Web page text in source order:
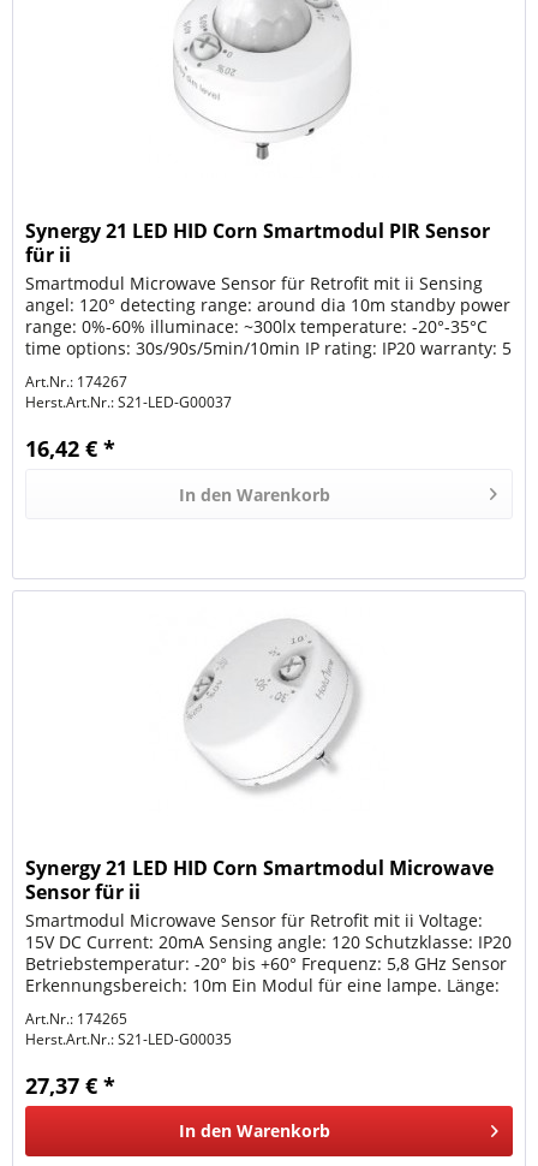
Synergy 21 LED HID Corn Smartmodul PIR Sensor
für ii
Smartmodul Microwave Sensor für Retrofit mit ii Sensing
angel: 120° detecting range: around dia 10m standby power
range: 0%-60% illuminace: ~300lx temperature: -20°-35°C
time options: 30s/90s/5min/10min IP rating: IP20 warranty: 5
Art.Nr.: 174267
Herst.Art.Nr.:S21-LED-G00037
16,42 € *
In den Warenkorb
Synergy 21 LED HID Corn Smartmodul Microwave
Sensor für ii
Smartmodul Microwave Sensor für Retrofit mit ii Voltage:
15V DC Current: 20mA Sensing angle: 120 Schutzklasse: IP20
Betriebstemperatur: -20° bis +60° Frequenz: 5,8 GHz Sensor
Erkennungsbereich: 10m Ein Modul für eine lampe. Länge:
Art.Nr.: 174265
Herst.Art.Nr.:S21-LED-G00035
27,37 € *
In den Warenkorb